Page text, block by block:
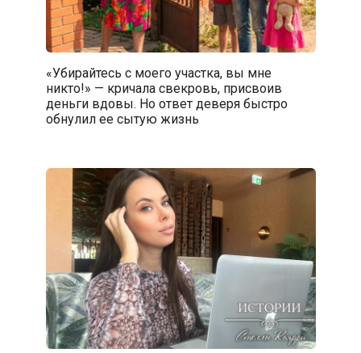
«Убирайтесь с моего участка, вы мне
никто!» — кричала свекровь, присвоив
деньги вдовы. Но ответ деверя быстро
обнулил ее сытую жизнь